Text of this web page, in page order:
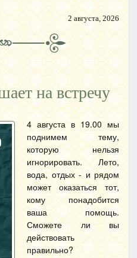
2 августа, 2026
на встречу
4 августа в 19.00 мы
поднимем тему,
которую нельзя
игнорировать. Лето,
вода, отдых - и рядом
может оказаться тот,
кому понадобится
ваша помощь.
Сможете ли вы
действовать
правильно?